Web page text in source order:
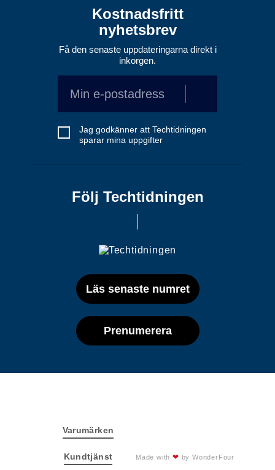
Kostnadsfritt
nyhetsbrev
Få den senaste uppdateringarna direkt i
inkorgen.
Jag godkänner att Techtidningen
sparar mina uppgifter
Följ Techtidningen
Läs senaste numret
Prenumerera
Varumärken
Kundtjänst Made with ❤ by WonderFour